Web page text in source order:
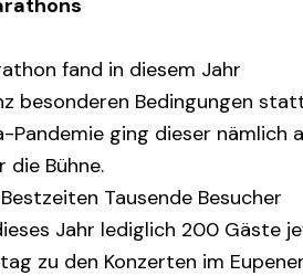
fand in diesem Jahr
besonderen Bedingungen
ging dieser nämlich
Bühne.
Tausende Besucher
Jahr lediglich 200 Gäste
zu den Konzerten im